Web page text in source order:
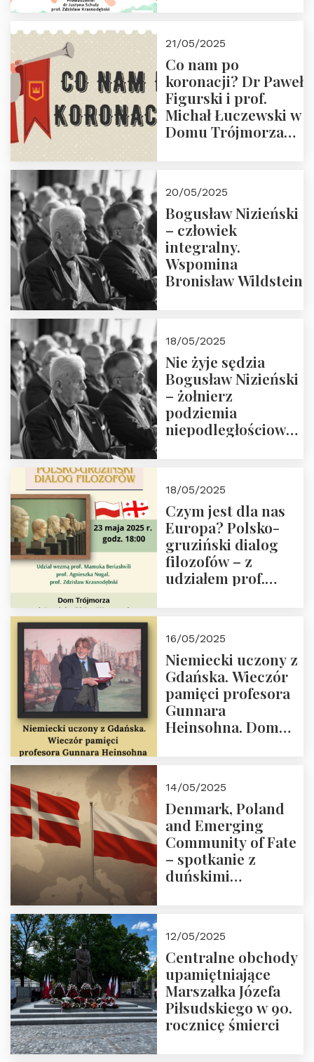
Zapraszamy do
zapisów.
21/05/2025
Co nam po
koronacji? Dr Paweł
Figurski i prof.
Michał Łuczewski w
Domu Trójmorza
20/05/2025
Bogusław Nizieński
– człowiek
integralny.
Wspomina
Bronisław Wildstein
18/05/2025
Nie żyje sędzia
Bogusław Nizieński
– żołnierz
podziemia
niepodległościowego
społeczny, członek
Kapituły Nagrody
im. Prezydenta
Lecha
Kaczyńskiego.
Wielki autorytet.
18/05/2025
Czym jest dla nas
Europa? Polsko-
gruziński dialog
filozofów – z
udziałem prof.
Dom Trójmorza 23
maja 2025 r. godz.
18:00.
16/05/2025
Niemiecki uczony z
Gdańska. Wieczór
pamięci profesora
Gunnara
Heinsohna. Dom
14/05/2025
Denmark, Poland
and Emerging
Community of Fate
– spotkanie z
duńskimi
12/05/2025
Centralne obchody
upamiętniające
Marszałka Józefa
Piłsudskiego w 90.
rocznicę śmierci